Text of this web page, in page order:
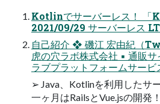
Kotlinでサーバーレス！ 「
2021/09/29 サーバーレス
自己紹介 ❖ 磯江 宏由紀（
虎の穴ラボ株式会社 ▪ 通販
ラブプラットフォームサービ
➢ Java、Kotlinを利用したサ
一ヶ月はRailsとVue.jsの開発